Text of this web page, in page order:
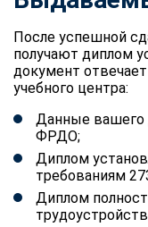
После успешной
получают диплом
документ
учебного центра:
Данные вашего
ФРДО;
Диплом
требованиям
Диплом